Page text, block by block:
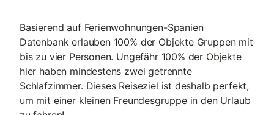
Basierend auf Ferienwohnungen-Spanien
Datenbank erlauben 100% der Objekte Gruppen mit
bis zu vier Personen. Ungefähr 100% der Objekte
hier haben mindestens zwei getrennte
Schlafzimmer. Dieses Reiseziel ist deshalb perfekt,
um mit einer kleinen Freundesgruppe in den Urlaub